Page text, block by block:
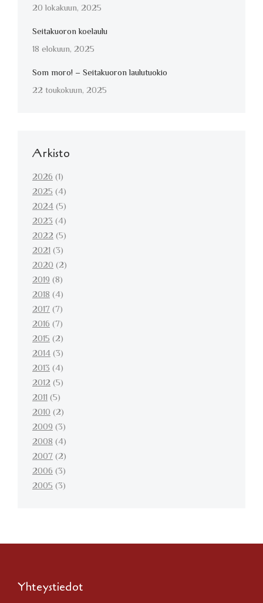
20 lokakuun, 2025
Seitakuoron koelaulu
18 elokuun, 2025
Som moro! – Seitakuoron laulutuokio
22 toukokuun, 2025
Arkisto
2026(1)
2025(4)
2024(5)
2023(4)
2022(5)
2021(3)
2020(2)
2019(8)
2018(4)
2017(7)
2016(7)
2015(2)
2014(3)
2013(4)
2012(5)
2011(5)
2010(2)
2009(3)
2008(4)
2007(2)
2006(3)
2005(3)
Yhteystiedot